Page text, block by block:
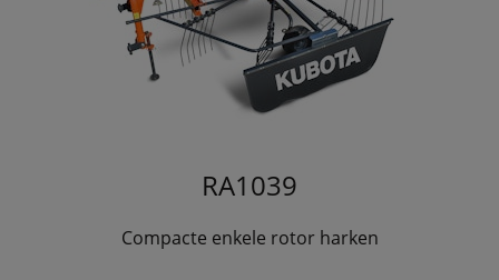
RA1039
Compacte enkele rotor harken